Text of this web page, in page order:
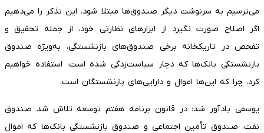
می‌ترسیم به سرنوشت دیگر صندوق‌ها مبتلا شود. این تذکر را می‌دهیم
اگر اصلاح صورت نگیرد از ابزارهای نظارتی خود، از جمله تحقیق و
تفحص در تاریکخانه برخی صندوق‌های بازنشستگی، به‌ویژه صندوق
بازنشستگی بانک‌ها که دچار سیاست‌زدگی شده است، استفاده خواهیم
کرد، چرا که این‌ها اموال و دارایی‌های بازنشستگان است.
یوسفی یادآور شد: در قانون برنامه هفتم توسعه تلاش شد صندوق
نفت، صندوق تأمین اجتماعی و صندوق بازنشستگی بانک‌ها که اموال